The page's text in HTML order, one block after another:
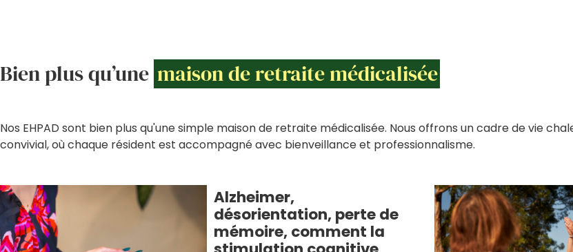
Bien plus qu’une maison de retraite médicalisée
Nos EHPAD sont bien plus qu'une simple maison de retraite médicalisée. Nous offrons un cadre de vie
convivial, où chaque résident est accompagné avec bienveillance et professionnalisme.
Alzheimer,
désorientation, perte de
mémoire, comment la